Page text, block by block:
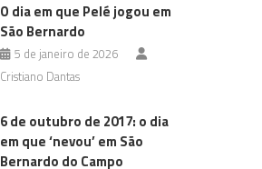
O dia em que Pelé jogou em
São Bernardo
5 de janeiro de 2026
Cristiano Dantas
6 de outubro de 2017: o dia
em que ‘nevou’ em São
Bernardo do Campo